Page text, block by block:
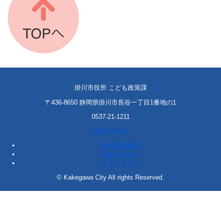
掛川市役所 こども政策課
〒436-8650 静岡県掛川市長谷一丁目1番地の1
0537-21-1211
お問い合わせ
個人情報保護
お問い合わせ
サイトマップ
© Kakegawa City All rights Reserved.